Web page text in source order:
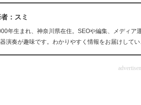
：スミ
年生まれ、神奈川県在住。SEOや編集、メディア
演奏が趣味です。わかりやすく情報をお届けしてい